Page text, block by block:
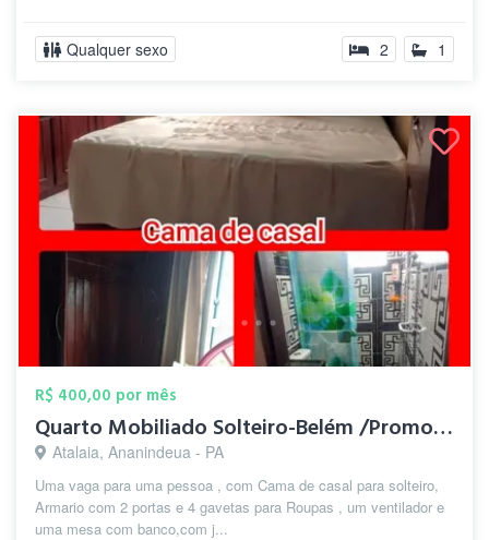
Qualquer sexo 2 1
R$ 400,00 por mês
Quarto Mobiliado Solteiro-Belém /Promoçã...
Atalaia, Ananindeua - PA
Uma vaga para uma pessoa , com Cama de casal para solteiro,
Armario com 2 portas e 4 gavetas para Roupas , um ventilador e
uma mesa com banco,com j...